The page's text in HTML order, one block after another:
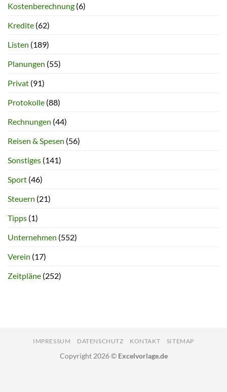
Kostenberechnung (6)
Kredite (62)
Listen (189)
Planungen (55)
Privat (91)
Protokolle (88)
Rechnungen (44)
Reisen & Spesen (56)
Sonstiges (141)
Sport (46)
Steuern (21)
Tipps (1)
Unternehmen (552)
Verein (17)
Zeitpläne (252)
IMPRESSUM DATENSCHUTZ KONTAKT SITEMAP
Copyright 2026 © Excelvorlage.de